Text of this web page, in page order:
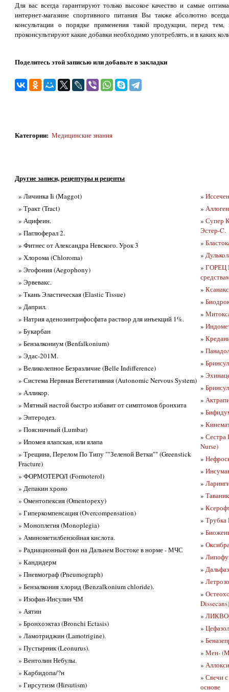
Для вас всегда гарантируют только высокое качество и самые
интернет-магазине спортивного питания Вы также абсолютно
консультации о порядке применения такой продукции, перед
проконсультируют какие добавки необходимо употреблять, и в каких
Поделитесь этой записью или добавьте в закладки
Категории: Медицинские знания
Другие записи, рецептуры и рецепты
» Личинка Ii (Maggot)
» Тракт (Tract)
» Ацифеин.
» Паглюферал 2.
» Фитнес от Александра Невского. Урок 3
» Хлорома (Chloroma)
» Эгофония (Aegophony)
» Эрвевакс.
» Ткань Эластическая (Elastic Tissue)
» Даприл.
» Натрия аденозинтрифосфата раствор для инъекций 1%.
» Букарбан
» Бензалкониум (Benfalkonium)
» Эдас-201М.
» Великолепное Безразличие (Belle Indifference)
» Система Нервная Вегетативная (Autonomic Nervous System)
» Алликор.
» Мятный настой быстро избавит от симптомов бронхита
» Энтеродез.
» Поясничный (Lumbar)
» Ипомея ялапская, или ялапа
» Трещина, Перелом По Типу ""Зеленой Ветки"" (Greenstick
Fracture)
» ФОРМОТЕРОЛ (Formoterol)
» Депакин хроно
» Оментопексия (Omentoреху)
» Гиперкомпенсация (Overcompensation)
» Моноплегия (Monoplegia)
» Аминометилбензойная кислота.
» Радиационный фон на Дальнем Востоке в норме - МЧС
» Кандидерм
» Пневмограф (Pneumograph)
» Бензалкония хлорид (Benzalkonium chloride).
» Изофан-Инсулин ЧМ
» Аятин
» Бронхоэктаз (Bronchi Ectasis)
» Ламотриджин (Lamotrigine).
» Пустырник (Leonurus).
» Вентолин Небулы.
» Карбидопа/?н
» Гирсутизм (Hirsutism)
»
»
» Супер
Эстер-C.
»
»
» ГОРЕЦ
»
»
»
»
»
»
»
»
»
»
»
»
» Сестра
Nurse)
»
»
»
»
»
» Трубка
»
»
»
»
»
»
Dissecans)
»
»
»
» Мен-
»
» Свечи
основе